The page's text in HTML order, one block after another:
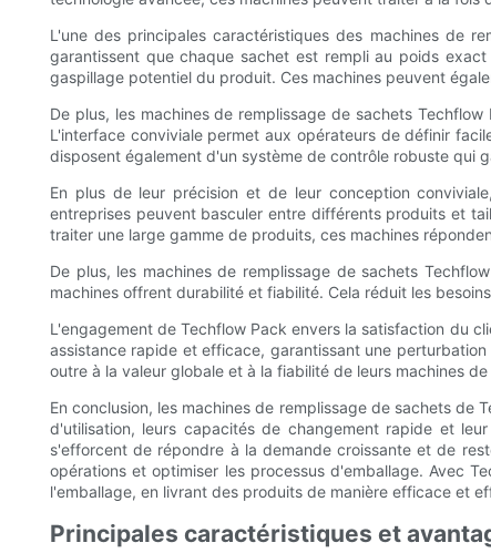
L'une des principales caractéristiques des machines de
garantissent que chaque sachet est rempli au poids
gaspillage potentiel du produit. Ces machines peuvent
De plus, les machines de remplissage de sachets
L'interface conviviale permet aux opérateurs de définir
disposent également d'un système de contrôle robuste qui
En plus de leur précision et de leur conception
entreprises peuvent basculer entre différents produits et
traiter une large gamme de produits, ces machines
De plus, les machines de remplissage de sachets
machines offrent durabilité et fiabilité. Cela réduit les
L'engagement de Techflow Pack envers la satisfaction du
assistance rapide et efficace, garantissant une
outre à la valeur globale et à la fiabilité de leurs machines
En conclusion, les machines de remplissage de sachets
d'utilisation, leurs capacités de changement rapide et
s'efforcent de répondre à la demande croissante et de
opérations et optimiser les processus d'emballage. Avec
l'emballage, en livrant des produits de manière efficace et
Principales caractéristiques et